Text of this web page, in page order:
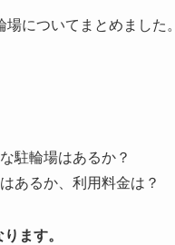
についてまとめました。
駐輪場はあるか？
あるか、利用料金は？
ます。